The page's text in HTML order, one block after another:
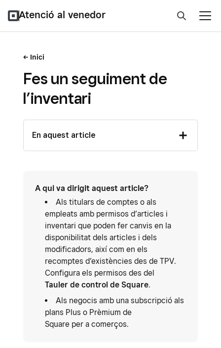
Atenció al venedor
Inici
Fes un seguiment de
l’inventari
En aquest article
A qui va dirigit aquest article?
Als titulars de comptes o als
empleats amb permisos d’articles i
inventari que poden fer canvis en la
disponibilitat dels articles i dels
modificadors, així com en els
recomptes d’existències des de TPV.
Configura els permisos des del
Tauler de control de Square.
Als negocis amb una subscripció als
plans Plus o Prèmium de
Square per a comerços.